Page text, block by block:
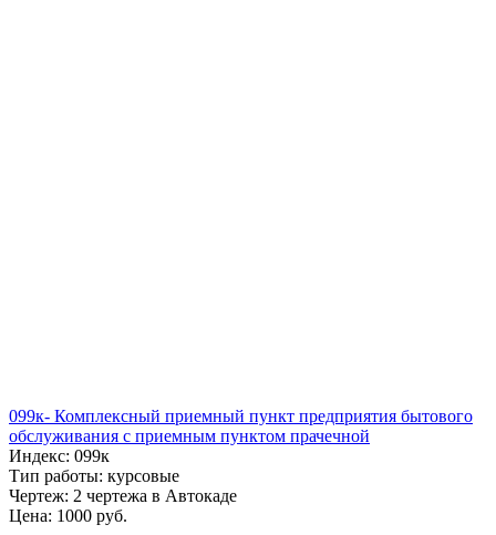
099к- Комплексный приемный пункт предприятия бытового
обслуживания с приемным пунктом прачечной
Индекс: 099к
Тип работы: курсовые
Чертеж: 2 чертежа в Автокаде
Цена: 1000 руб.